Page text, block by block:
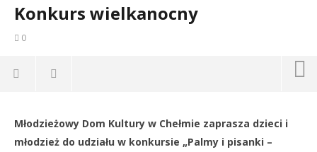
Konkurs wielkanocny
0
Młodzieżowy Dom Kultury w Chełmie zaprasza dzieci i
młodzież do udziału w konkursie „Palmy i pisanki –